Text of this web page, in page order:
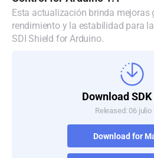
Denmark
Finland
Esta actualización brinda mejoras
rendimiento y la estabilidad para
SDI Shield for Arduino.
Download
Released: 06 julio
Download for